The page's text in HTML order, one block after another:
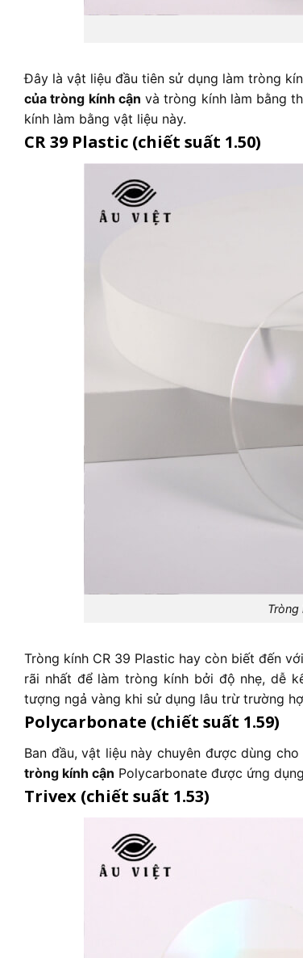
Đây là vật liệu đầu tiên sử dụng làm tròng
của tròng kính cận và tròng kính làm bằng
kính làm bằng vật liệu này.
CR 39 Plastic (chiết suất 1.50)
Tròng
Tròng kính CR 39 Plastic hay còn biết đến
rãi nhất để làm tròng kính bởi độ nhẹ, dễ
tượng ngả vàng khi sử dụng lâu trừ trường
Polycarbonate (chiết suất 1.59)
Ban đầu, vật liệu này chuyên được dùng
tròng kính cận Polycarbonate được ứng
Trivex (chiết suất 1.53)